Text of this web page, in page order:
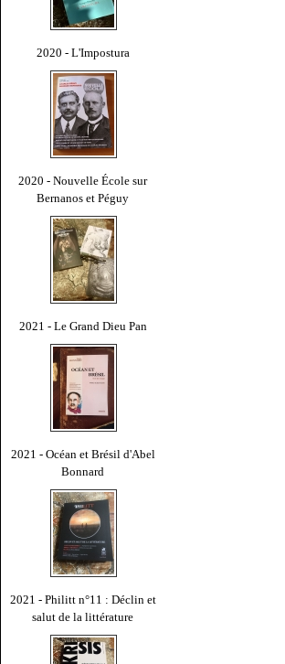
2020 - L'Impostura
2020 - Nouvelle École sur
Bernanos et Péguy
2021 - Le Grand Dieu Pan
2021 - Océan et Brésil d'Abel
Bonnard
2021 - Philitt n°11 : Déclin et
salut de la littérature